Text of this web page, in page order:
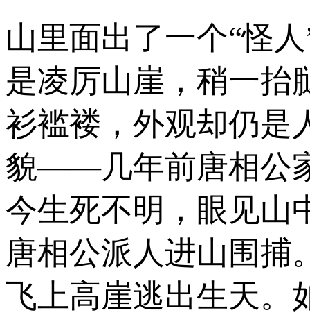
山里面出了一个“怪
是凌厉山崖，稍一抬
衫褴褛，外观却仍是
貌——几年前唐相公
今生死不明，眼见山
唐相公派人进山围捕
飞上高崖逃出生天